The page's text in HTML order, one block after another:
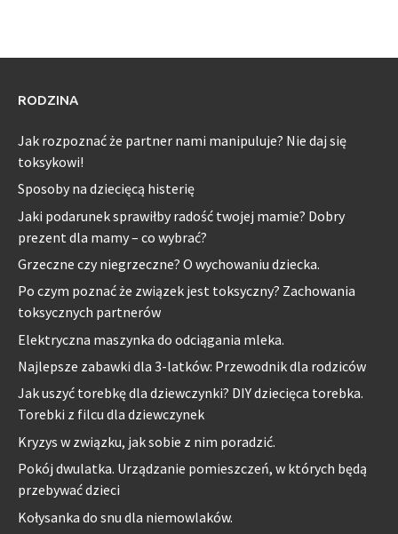
RODZINA
Jak rozpoznać że partner nami manipuluje? Nie daj się
toksykowi!
Sposoby na dziecięcą histerię
Jaki podarunek sprawiłby radość twojej mamie? Dobry
prezent dla mamy – co wybrać?
Grzeczne czy niegrzeczne? O wychowaniu dziecka.
Po czym poznać że związek jest toksyczny? Zachowania
toksycznych partnerów
Elektryczna maszynka do odciągania mleka.
Najlepsze zabawki dla 3-latków: Przewodnik dla rodziców
Jak uszyć torebkę dla dziewczynki? DIY dziecięca torebka.
Torebki z filcu dla dziewczynek
Kryzys w związku, jak sobie z nim poradzić.
Pokój dwulatka. Urządzanie pomieszczeń, w których będą
przebywać dzieci
Kołysanka do snu dla niemowlaków.